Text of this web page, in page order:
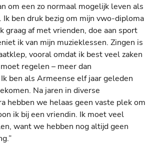
om een zo normaal mogelijk leven als
ben druk bezig om mijn vwo-diploma
graag af met vrienden, doe aan sport
ik van mijn muzieklessen. Zingen is
vooral omdat ik best veel zaken
regelen – meer dan
ben als Armeense elf jaar geleden
Na jaren in diverse
hebben we helaas geen vaste plek om
ik bij een vriendin. Ik moet veel
want we hebben nog altijd geen